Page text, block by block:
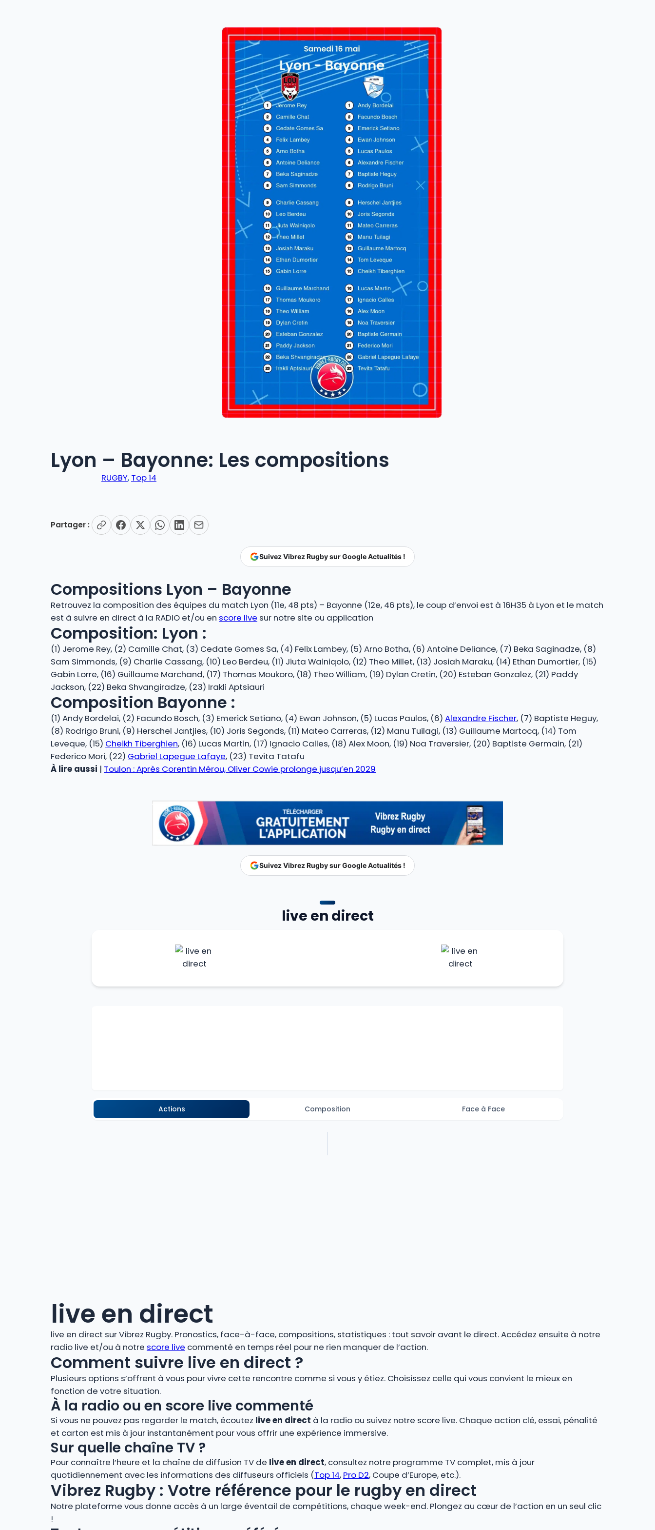
Lyon – Bayonne: Les compositions
RUGBY, Top 14
Partager :
Suivez Vibrez Rugby sur Google Actualités !
Compositions Lyon – Bayonne
Retrouvez la composition des équipes du match Lyon (11e, 48 pts) – Bayonne (12e, 46 pts), le coup d’envoi est à 16H35 à Lyon et le match
est à suivre en direct à la RADIO et/ou en score live sur notre site ou application
Composition: Lyon :
(1) Jerome Rey, (2) Camille Chat, (3) Cedate Gomes Sa, (4) Felix Lambey, (5) Arno Botha, (6) Antoine Deliance, (7) Beka Saginadze, (8)
Sam Simmonds, (9) Charlie Cassang, (10) Leo Berdeu, (11) Jiuta Wainiqolo, (12) Theo Millet, (13) Josiah Maraku, (14) Ethan Dumortier, (15)
Gabin Lorre, (16) Guillaume Marchand, (17) Thomas Moukoro, (18) Theo William, (19) Dylan Cretin, (20) Esteban Gonzalez, (21) Paddy
Jackson, (22) Beka Shvangiradze, (23) Irakli Aptsiauri
Composition Bayonne :
(1) Andy Bordelai, (2) Facundo Bosch, (3) Emerick Setiano, (4) Ewan Johnson, (5) Lucas Paulos, (6) Alexandre Fischer, (7) Baptiste Heguy,
(8) Rodrigo Bruni, (9) Herschel Jantjies, (10) Joris Segonds, (11) Mateo Carreras, (12) Manu Tuilagi, (13) Guillaume Martocq, (14) Tom
Leveque, (15) Cheikh Tiberghien, (16) Lucas Martin, (17) Ignacio Calles, (18) Alex Moon, (19) Noa Traversier, (20) Baptiste Germain, (21)
Federico Mori, (22) Gabriel Lapegue Lafaye, (23) Tevita Tatafu
À lire aussi | Toulon : Après Corentin Mérou, Oliver Cowie prolonge jusqu’en 2029
Suivez Vibrez Rugby sur Google Actualités !
live en direct
Actions Composition Face à Face
live en direct
live en direct sur Vibrez Rugby. Pronostics, face-à-face, compositions, statistiques : tout savoir avant le direct. Accédez ensuite à notre
radio live et/ou à notre score live commenté en temps réel pour ne rien manquer de l’action.
Comment suivre live en direct ?
Plusieurs options s’offrent à vous pour vivre cette rencontre comme si vous y étiez. Choisissez celle qui vous convient le mieux en
fonction de votre situation.
À la radio ou en score live commenté
Si vous ne pouvez pas regarder le match, écoutez live en direct à la radio ou suivez notre score live. Chaque action clé, essai, pénalité
et carton est mis à jour instantanément pour vous offrir une expérience immersive.
Sur quelle chaîne TV ?
Pour connaître l’heure et la chaîne de diffusion TV de live en direct, consultez notre programme TV complet, mis à jour
quotidiennement avec les informations des diffuseurs officiels (Top 14, Pro D2, Coupe d’Europe, etc.).
Vibrez Rugby : Votre référence pour le rugby en direct
Notre plateforme vous donne accès à un large éventail de compétitions, chaque week-end. Plongez au cœur de l’action en un seul clic
!